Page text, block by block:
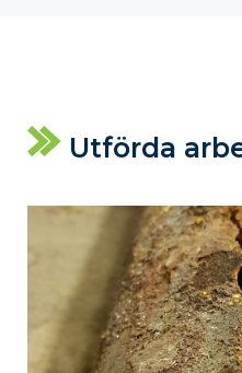
Utförda